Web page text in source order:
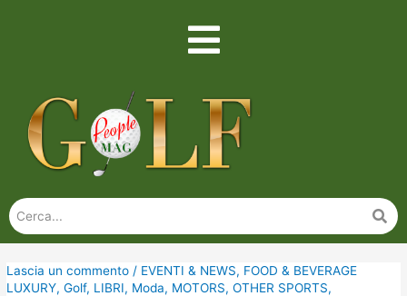
Lascia un commento / EVENTI & NEWS, FOOD & BEVERAGE
LUXURY,Golf, LIBRI, Moda, MOTORS,OTHER SPORTS,